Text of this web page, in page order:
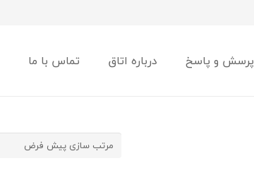
پرسش و پاسخ درباره اتاق تماس با ما